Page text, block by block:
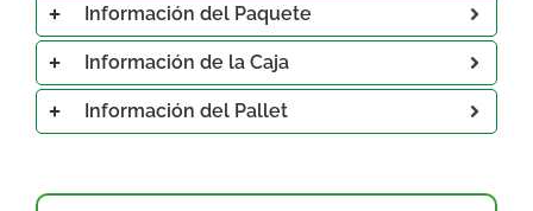
Información del Paquete
Información de la Caja
Información del Pallet